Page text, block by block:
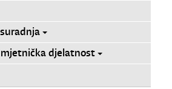
djelatnost